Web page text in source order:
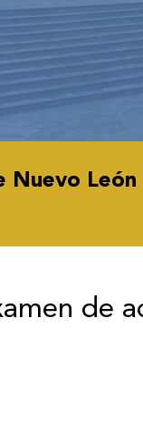
Nuevo León
de